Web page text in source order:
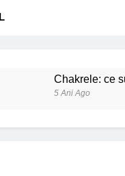
Chakrele: ce
5 Ani Ago
6 Ani Ago